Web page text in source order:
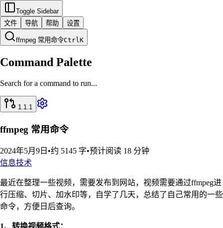
Toggle Sidebar
文件
导航 帮助 设置
ffmpeg 常用命令CtrlK
Command Palette
Search for a command to run...
1.1.1
ffmpeg 常用命令
2024年5月9日 •约 5145 字•预计阅读 18 分钟
信息技术
最近在整理一些视频，需要发布到网站，视频需要通过ffmpeg进
行压缩、切片、加水印等，自学了几天，总结了自己常用的一些
命令，方便日后查询。